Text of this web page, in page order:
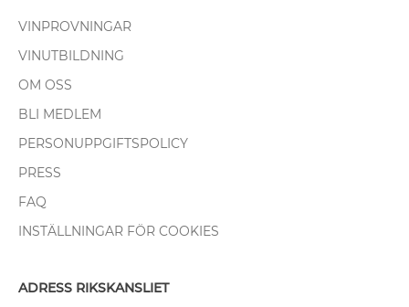
VINPROVNINGAR
VINUTBILDNING
OM OSS
BLI MEDLEM
PERSONUPPGIFTSPOLICY
PRESS
FAQ
INSTÄLLNINGAR FÖR COOKIES
ADRESS RIKSKANSLIET